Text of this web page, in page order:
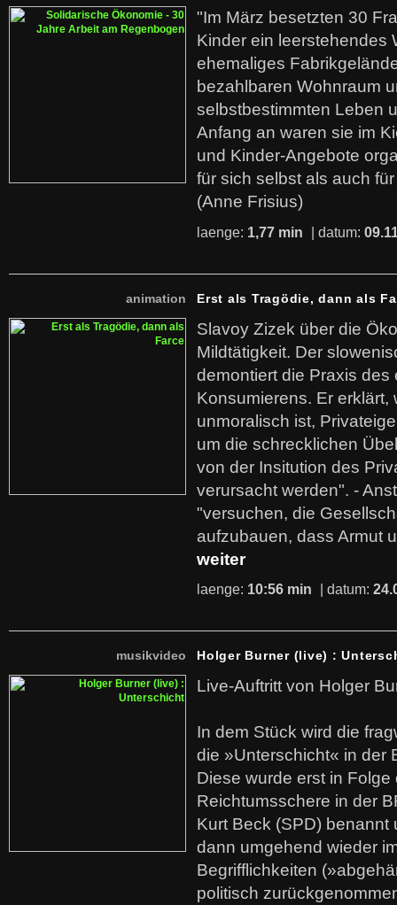
"Im März besetzten 30
Kinder ein leerstehendes
ehemaliges
bezahlbaren Wohnraum
selbstbestimmten Leben
Anfang an waren sie im
und Kinder-Angebote
für sich selbst als auch
(Anne Frisius)
laenge: 1,77 min | datum:
animation Erst als Tragödie, dann als
Slavoy Zizek über die
Mildtätigkeit. Der
demontiert die Praxis des
Konsumierens. Er erklärt,
unmoralisch ist,
um die schrecklichen
von der Insitution des
verursacht werden". -
"versuchen, die
aufzubauen, dass Armut
weiter
laenge: 10:56 min | datum:
musikvideo Holger Burner (live) :
Live-Auftritt von Holger
In dem Stück wird die
die »Unterschicht« in der
Diese wurde erst in
Reichtumsschere in der
Kurt Beck (SPD)
dann umgehend wieder
Begrifflichkeiten
politisch